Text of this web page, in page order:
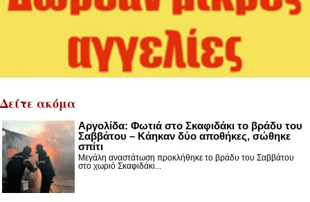
Δείτε ακόμα
Αργολίδα: Φωτιά στο Σκαφιδάκι το βράδυ του
Σαββάτου – Κάηκαν δύο αποθήκες, σώθηκε
σπίτι
Μεγάλη αναστάτωση προκλήθηκε το βράδυ του Σαββάτου
στο χωριό Σκαφιδάκι...